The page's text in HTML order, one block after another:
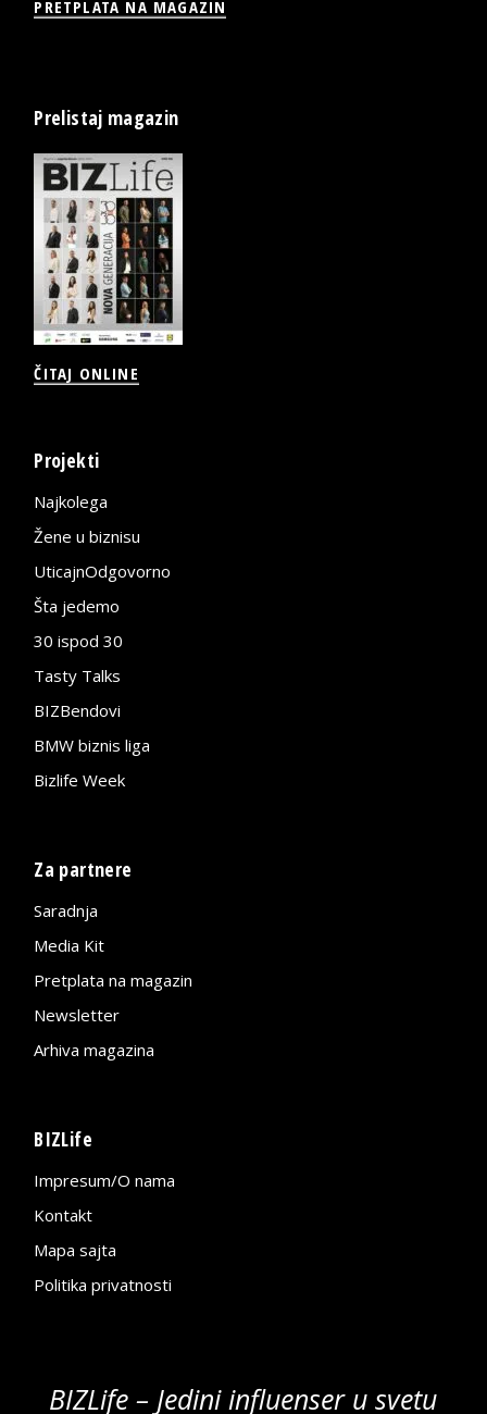
PRETPLATA NA MAGAZIN
Prelistaj magazin
ČITAJ ONLINE
Projekti
Najkolega
Žene u biznisu
UticajnOdgovorno
Šta jedemo
30 ispod 30
Tasty Talks
BIZBendovi
BMW biznis liga
Bizlife Week
Za partnere
Saradnja
Media Kit
Pretplata na magazin
Newsletter
Arhiva magazina
BIZLife
Impresum/O nama
Kontakt
Mapa sajta
Politika privatnosti
BIZLife – Jedini influenser u svetu